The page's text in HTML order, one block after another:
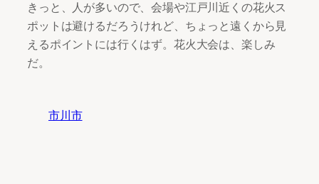
きっと、人が多いので、会場や江戸川近くの花火ス
ポットは避けるだろうけれど、ちょっと遠くから見
えるポイントには行くはず。花火大会は、楽しみ
だ。
市川市